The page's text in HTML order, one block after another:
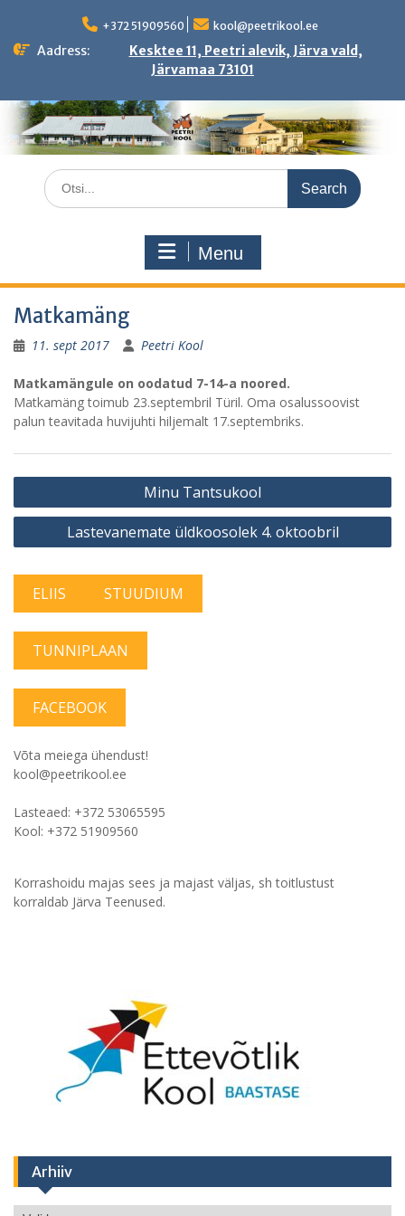
content
+372 51909560 kool@peetrikool.ee
Aadress:
Kesktee 11, Peetri alevik, Järva vald,
Järvamaa 73101
Search
for:
Menu
Matkamäng
11. sept 2017 Peetri Kool
Matkamängule on oodatud 7-14-a noored.
Matkamäng toimub 23.septembril Türil. Oma osalussoovist
palun teavitada huvijuhti hiljemalt 17.septembriks.
Navigeerimine
Minu Tantsukool
Lastevanemate üldkoosolek 4. oktoobril
ELIIS STUUDIUM
TUNNIPLAAN
FACEBOOK
Võta meiega ühendust!
kool@peetrikool.ee
Lasteaed: +372 53065595
Kool: +372 51909560
Korrashoidu majas sees ja majast väljas, sh toitlustust
korraldab Järva Teenused.
Arhiiv